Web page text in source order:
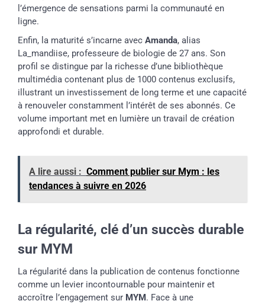
l’émergence de sensations parmi la communauté en
ligne.
Enfin, la maturité s’incarne avec Amanda, alias
La_mandiise, professeure de biologie de 27 ans. Son
profil se distingue par la richesse d’une bibliothèque
multimédia contenant plus de 1000 contenus exclusifs,
illustrant un investissement de long terme et une capacité
à renouveler constamment l’intérêt de ses abonnés. Ce
volume important met en lumière un travail de création
approfondi et durable.
A lire aussi : Comment publier sur Mym : les
tendances à suivre en 2026
La régularité, clé d’un succès durable
sur MYM
La régularité dans la publication de contenus fonctionne
comme un levier incontournable pour maintenir et
accroître l’engagement sur MYM. Face à une